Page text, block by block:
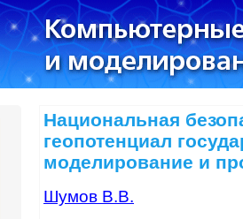
Национальная
геопотенциал
моделирование и
Шумов В.В.